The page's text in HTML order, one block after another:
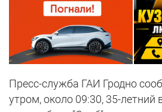
Пресс-служба ГАИ Гродно
утром, около 09:30, 35-летний